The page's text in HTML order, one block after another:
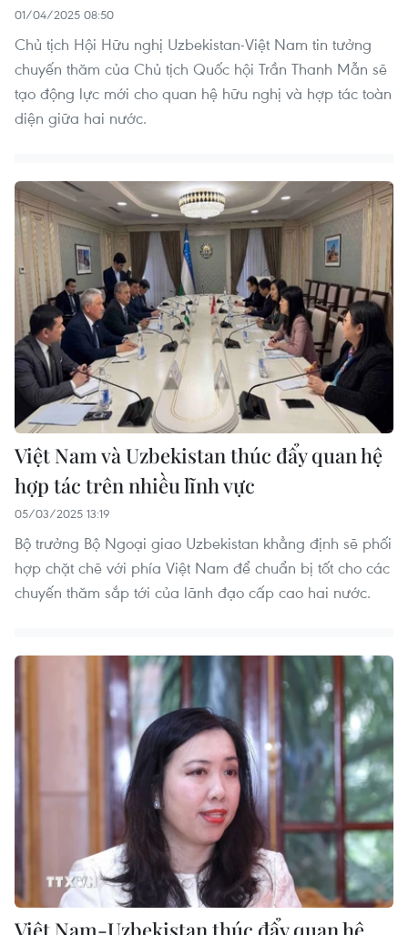
01/04/2025 08:50
Chủ tịch Hội Hữu nghị Uzbekistan-Việt Nam tin tưởng
chuyến thăm của Chủ tịch Quốc hội Trần Thanh Mẫn sẽ
tạo động lực mới cho quan hệ hữu nghị và hợp tác toàn
diện giữa hai nước.
Việt Nam và Uzbekistan thúc đẩy quan hệ
hợp tác trên nhiều lĩnh vực
05/03/2025 13:19
Bộ trưởng Bộ Ngoại giao Uzbekistan khẳng định sẽ phối
hợp chặt chẽ với phía Việt Nam để chuẩn bị tốt cho các
chuyến thăm sắp tới của lãnh đạo cấp cao hai nước.